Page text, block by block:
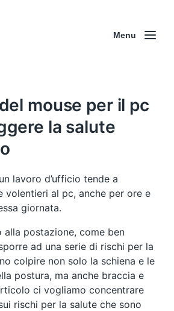
Menu
mouse per il pc
la salute
lavoro d’ufficio tende a
volentieri al pc, anche per ore e
giornata.
alla postazione, come ben
ad una serie di rischi per la
colpire non solo la schiena e le
postura, ma anche braccia e
ci vogliamo concentrare
rischi per la salute che sono